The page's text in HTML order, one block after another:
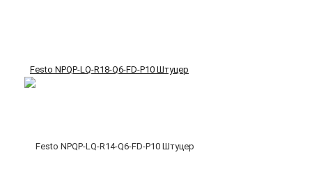
Festo NPQP-LQ-R18-Q6-FD-P10 Штуцер